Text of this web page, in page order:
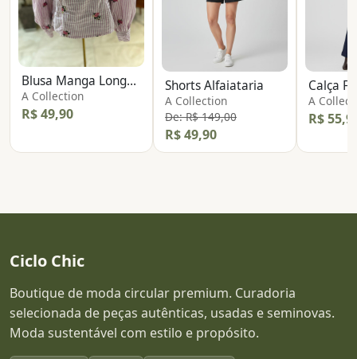
Blusa Manga Longa Bordada
A Collection
R$ 49,90
Shorts Alfaiataria
A Collection
De: R$ 149,00
R$ 49,90
Calça
A
R$
Ciclo Chic
Boutique de moda circular premium. Curadoria
selecionada de peças autênticas, usadas e seminovas.
Moda sustentável com estilo e propósito.